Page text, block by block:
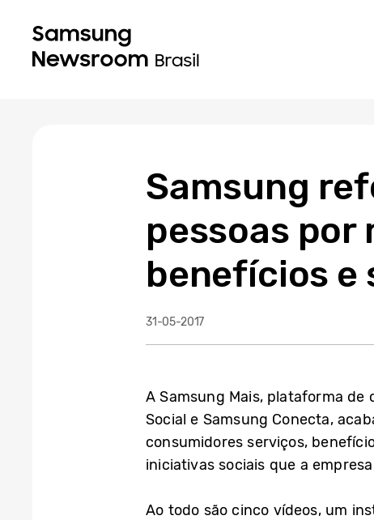
Samsung
pessoas por
benefícios e
31-05-2017
A Samsung Mais, plataforma de
Social e Samsung Conecta,
consumidores serviços,
iniciativas sociais que a
Ao todo são cinco vídeos, um